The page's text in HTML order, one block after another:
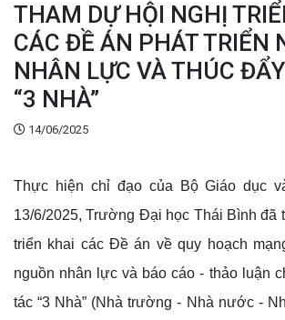
THAM DỰ HỘI NGHỊ
CÁC ĐỀ ÁN PHÁT TRIỂN
NHÂN LỰC VÀ THÚC
“3 NHÀ”
14/06/2025
Thực hiện chỉ đạo của Bộ Giáo dục
13/6/2025, Trường Đại học Thái Bình đã
triển khai các Đề án về quy hoạch
nguồn nhân lực và báo cáo - thảo luận
tác “3 Nhà” (Nhà trường - Nhà nước -